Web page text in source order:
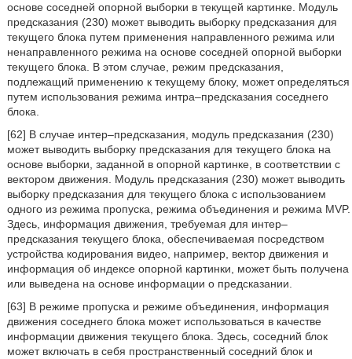
основе соседней опорной выборки в текущей картинке. Модуль
предсказания (230) может выводить выборку предсказания для
текущего блока путем применения направленного режима или
ненаправленного режима на основе соседней опорной выборки
текущего блока. В этом случае, режим предсказания,
подлежащий применению к текущему блоку, может определяться
путем использования режима интра–предсказания соседнего
блока.
[62] В случае интер–предсказания, модуль предсказания (230)
может выводить выборку предсказания для текущего блока на
основе выборки, заданной в опорной картинке, в соответствии с
вектором движения. Модуль предсказания (230) может выводить
выборку предсказания для текущего блока с использованием
одного из режима пропуска, режима объединения и режима MVP.
Здесь, информация движения, требуемая для интер–
предсказания текущего блока, обеспечиваемая посредством
устройства кодирования видео, например, вектор движения и
информация об индексе опорной картинки, может быть получена
или выведена на основе информации о предсказании.
[63] В режиме пропуска и режиме объединения, информация
движения соседнего блока может использоваться в качестве
информации движения текущего блока. Здесь, соседний блок
может включать в себя пространственный соседний блок и